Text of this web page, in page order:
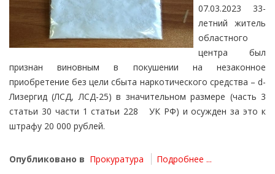
07.03.2023 33-
летний житель
областного
центра был
признан виновным в покушении на незаконное
приобретение без цели сбыта наркотического средства – d-
Лизергид (ЛСД, ЛСД-25) в значительном размере (часть 3
статьи 30 части 1 статьи 228 УК РФ) и осужден за это к
штрафу 20 000 рублей.
Опубликовано в Прокуратура Подробнее ...